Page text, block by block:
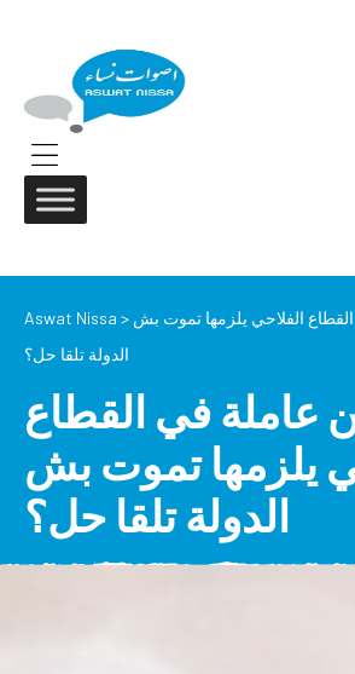
Menu
Aswat Nissa > الفلاحي يلزمها تموت بش
الدولة تلقا حل؟
عاملة في القطاع
يلزمها تموت بش
الدولة تلقا حل؟